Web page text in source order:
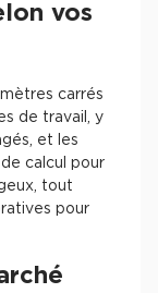
vos
carrés
de travail, y
et les
calcul pour
tout
pour